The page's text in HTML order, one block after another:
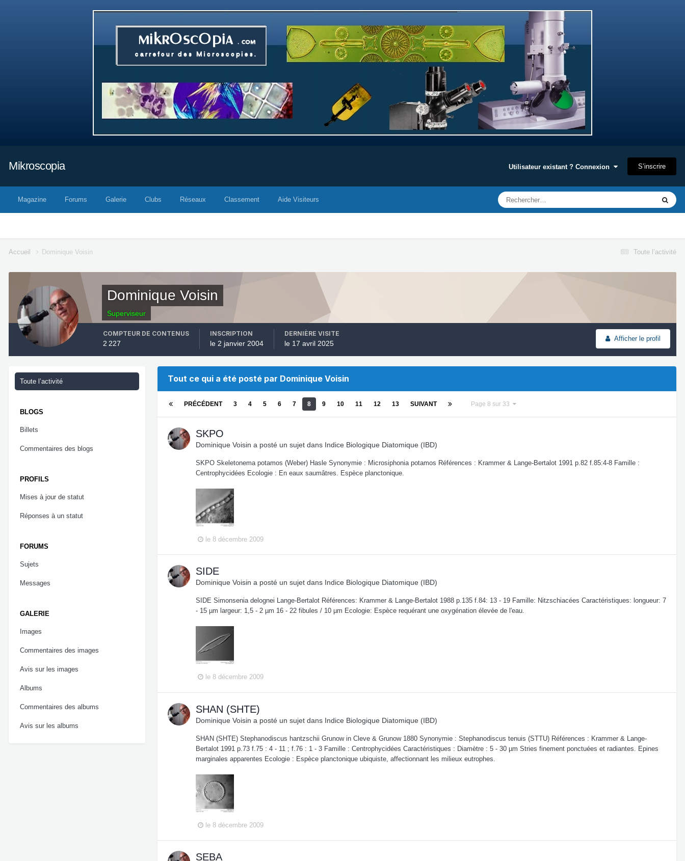
Mikroscopia Utilisateur existant ? Connexion S’inscrire
Magazine Forums Galerie Clubs Réseaux Classement Aide Visiteurs
Toute l’activité
Accueil Dominique Voisin
Dominique Voisin
Superviseur
Afficher le profil
COMPTEUR DE CONTENUS
2 227
INSCRIPTION
le 2 janvier 2004
DERNIÈRE VISITE
le 17 avril 2025
Toute l’activité
BLOGS
Billets
Commentaires des blogs
PROFILS
Mises à jour de statut
Réponses à un statut
FORUMS
Sujets
Messages
GALERIE
Images
Commentaires des images
Avis sur les images
Albums
Commentaires des albums
Avis sur les albums
Tout ce qui a été posté par Dominique Voisin
PRÉCÉDENT 3 4 5 6 7 8 9 10 11 12 13 SUIVANT Page 8 sur 33
SKPO
Dominique Voisin a posté un sujet dans Indice Biologique Diatomique (IBD)
SKPO Skeletonema potamos (Weber) Hasle Synonymie : Microsiphonia potamos Références : Krammer & Lange-Bertalot 1991 p.82 f.85:4-8 Famille :
Centrophycidées Ecologie : En eaux saumâtres. Espèce planctonique.
le 8 décembre 2009
SIDE
Dominique Voisin a posté un sujet dans Indice Biologique Diatomique (IBD)
SIDE Simonsenia delognei Lange-Bertalot Références: Krammer & Lange-Bertalot 1988 p.135 f.84: 13 - 19 Famille: Nitzschiacées Caractéristiques: longueur: 7
- 15 µm largeur: 1,5 - 2 µm 16 - 22 fibules / 10 µm Ecologie: Espèce requérant une oxygénation élevée de l'eau.
le 8 décembre 2009
SHAN (SHTE)
Dominique Voisin a posté un sujet dans Indice Biologique Diatomique (IBD)
SHAN (SHTE) Stephanodiscus hantzschii Grunow in Cleve & Grunow 1880 Synonymie : Stephanodiscus tenuis (STTU) Références : Krammer & Lange-
Bertalot 1991 p.73 f.75 : 4 - 11 ; f.76 : 1 - 3 Famille : Centrophycidées Caractéristiques : Diamètre : 5 - 30 µm Stries finement ponctuées et radiantes. Epines
marginales apparentes Ecologie : Espèce planctonique ubiquiste, affectionnant les milieux eutrophes.
le 8 décembre 2009
SEBA